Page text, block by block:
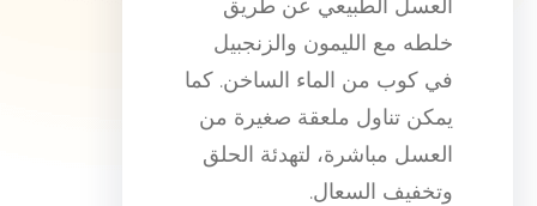
العسل الطبيعي عن طريق
خلطه مع الليمون والزنجبيل
في كوب من الماء الساخن. كما
يمكن تناول ملعقة صغيرة من
العسل مباشرة، لتهدئة الحلق
وتخفيف السعال.